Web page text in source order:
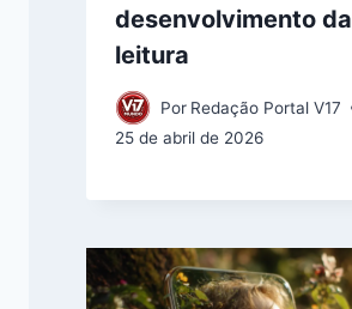
desenvolvimento da
leitura
Por Redação Portal V17
25 de abril de 2026